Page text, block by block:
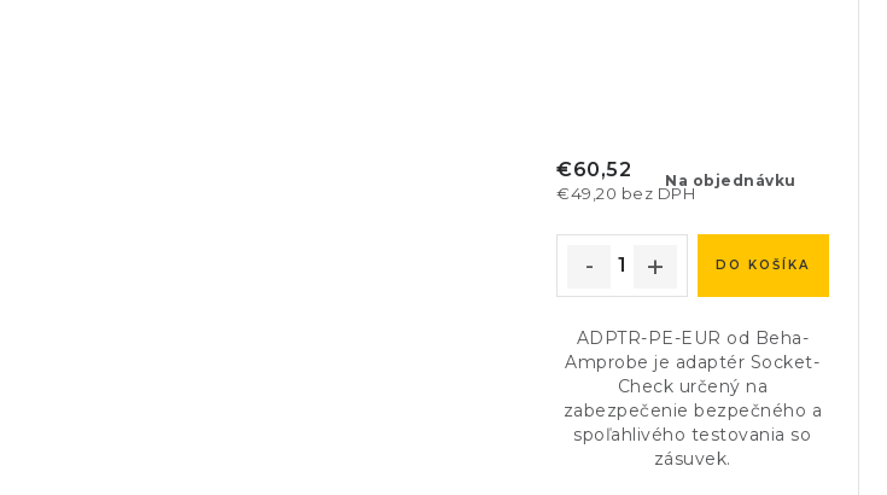
Na objednávku
€49,20 bez DPH
€60,52
DO KOŠÍKA
ADPTR-PE-EUR od Beha-
Amprobe je adaptér Socket-
Check určený na
zabezpečenie bezpečného a
spoľahlivého testovania so
zásuvek.